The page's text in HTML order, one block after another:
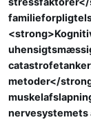
metoder</